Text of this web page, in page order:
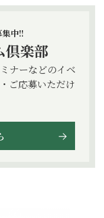
中!!
倶楽部
ナーなどのイベ
ご応募いただけ